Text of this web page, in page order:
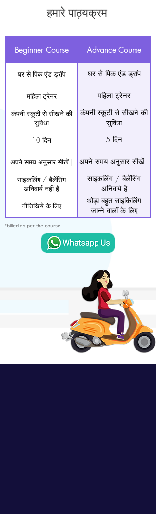
हमारे पाठ्यक्रम
Beginner Course Advance Course
घर से पिक एंड ड्रॉप घर से पिक एंड ड्रॉप
महिला ट्रेनर महिला ट्रेनर
कंपनी स्कूटी से सीखने की
सुविधा
कंपनी स्कूटी से सीखने की
सुविधा
10 दिन 5 दिन
अपने समय अनुसार सीखें | अपने समय अनुसार सीखें |
साइकलिंग / बैलेंसिंग
अनिवार्य नहीं है
साइकलिंग / बैलेंसिंग
अनिवार्य है
नौसिखिये के लिए
थोड़ा बहुत साइकिलिंग
जान्ने वालोँ के लिए
*billed as per the course